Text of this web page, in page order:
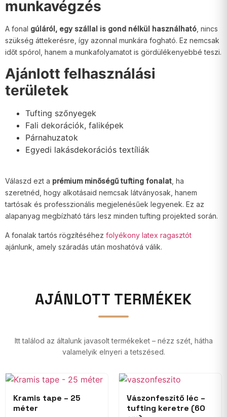
munkavégzés
A fonal gúláról, egy szállal is gond nélkül használható , nincs
szükség áttekerésre, így azonnal munkára fogható. Ez nemcsak
időt spórol, hanem a munkafolyamatot is gördülékenyebbé teszi.
Ajánlott felhasználási
területek
Tufting szőnyegek
Fali dekorációk, faliképek
Párnahuzatok
Egyedi lakásdekorációs textíliák
Válaszd ezt a prémium minőségű tufting fonalat , ha
szeretnéd, hogy alkotásaid nemcsak látványosak, hanem
tartósak és professzionális megjelenésűek legyenek. Ez az
alapanyag megbízható társ lesz minden tufting projekted során.
A fonalak tartós rögzítéséhez folyékony latex ragasztót
ajánlunk, amely száradás után moshatóvá válik.
AJÁNLOTT TERMÉKEK
Itt találod az általunk javasolt termékeket – nézz szét, hátha
valamelyik elnyeri a tetszésed.
Kramis tape – 25
méter
Vászonfeszítő léc –
tufting keretre (60